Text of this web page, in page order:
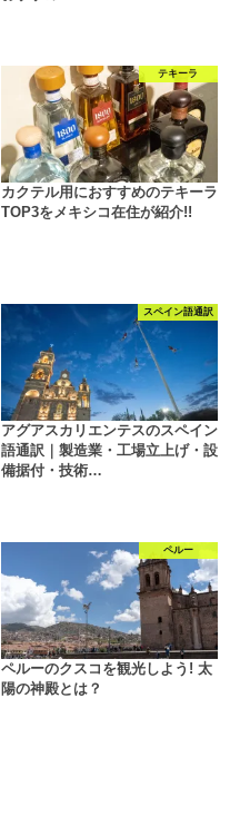
テキーラ
カクテル用におすすめのテキーラ
TOP3をメキシコ在住が紹介!!
スペイン語通訳
アグアスカリエンテスのスペイン
語通訳｜製造業・工場立上げ・設
備据付・技術…
ペルー
ペルーのクスコを観光しよう! 太
陽の神殿とは？